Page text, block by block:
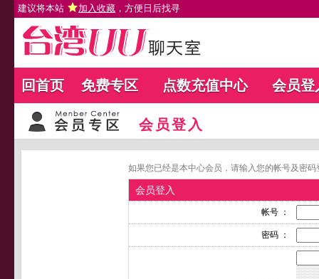
建议将本站 加入收藏 ，方便日后找寻
回首页 免费专区 点数充值中心 会员登
会员登入
如果您已经是本中心会员，请输入您的帐号及密
会员登入
帐号 ：
密码 ：